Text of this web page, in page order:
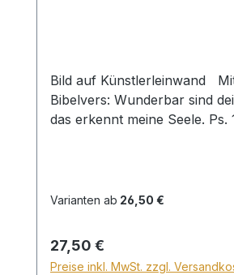
Bild auf Künstlerleinwand Mit dem
Bibelvers: Wunderbar sind
das erkennt meine Seele. Ps.
Zuschlag für Sperrgut in
Ausland beträgt der
30€.
Varianten ab 26,50 €
Regulärer Preis:
27,50 €
Preise inkl. MwSt. zzgl.